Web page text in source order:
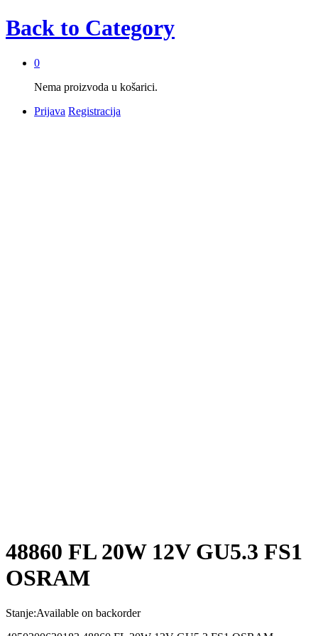
Back to Category
0
Nema proizvoda u košarici.
Prijava Registracija
48860 FL 20W 12V GU5.3 FS1
OSRAM
Stanje:Available on backorder